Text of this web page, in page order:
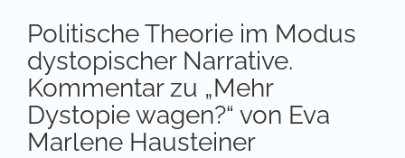
Politische Theorie im Modus
dystopischer Narrative.
Kommentar zu „Mehr
Dystopie wagen?“ von Eva
Marlene Hausteiner